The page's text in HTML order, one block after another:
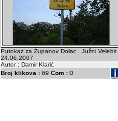
Putokaz za Županov Dolac . Južni Velebit .
24.06.2007
Autor : Damir Klarić
Broj klikova : 69 Com : 0